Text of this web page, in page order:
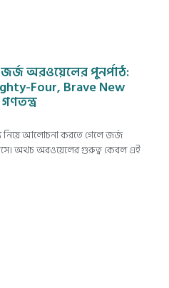
জর্জ অরওয়েলের পুনর্পাঠ:
Four, Brave New
নিয়ে আলোচনা করতে গেলে জর্জ
অথচ অরওয়েলের গুরুত্ব কেবল এই